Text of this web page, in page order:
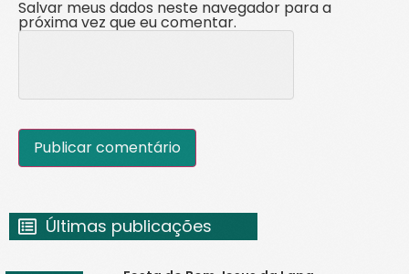
Salvar meus dados neste navegador para a
próxima vez que eu comentar.
Últimas publicações